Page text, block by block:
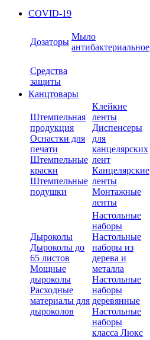
COVID-19
Дозаторы
Мыло
антибактериальное
Средства
защиты
Канцтовары
Штемпельная
продукция
Оснастки для
печати
Штемпельные
краски
Штемпельные
подушки
Клейкие
ленты
Диспенсеры
для
канцелярских
лент
Канцелярские
ленты
Монтажные
ленты
Дыроколы
Дыроколы до
65 листов
Мощные
дыроколы
Расходные
материалы для
дыроколов
Настольные
наборы
Настольные
наборы из
дерева и
металла
Настольные
наборы
деревянные
Настольные
наборы
класса Люкс